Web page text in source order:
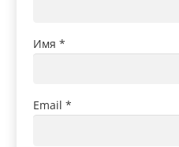
Имя *
Email *